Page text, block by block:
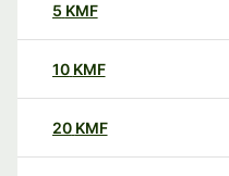
5 KMF
10 KMF
20 KMF